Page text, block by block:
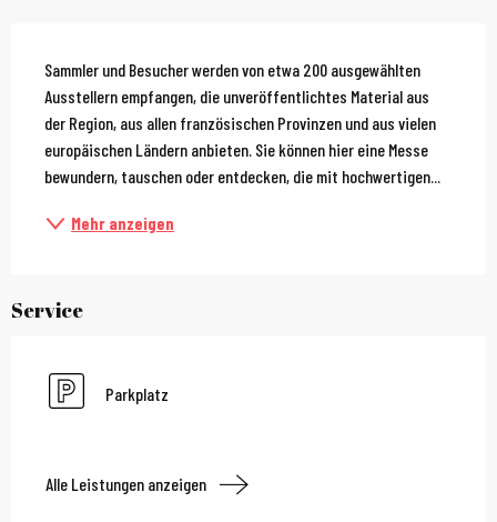
Beschreibung
Sammler und Besucher werden von etwa 200 ausgewählten
Ausstellern empfangen, die unveröffentlichtes Material aus
der Region, aus allen französischen Provinzen und aus vielen
europäischen Ländern anbieten. Sie können hier eine Messe
bewundern, tauschen oder entdecken, die mit hochwertigen...
Mehr anzeigen
Service
Parkplatz
Alle Leistungen anzeigen